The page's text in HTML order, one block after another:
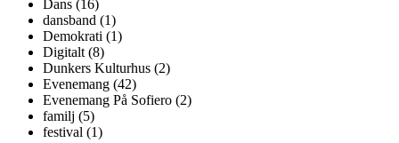
Dans (16)
dansband (1)
Demokrati (1)
Digitalt (8)
Dunkers Kulturhus (2)
Evenemang (42)
Evenemang På Sofiero (2)
familj (5)
festival (1)